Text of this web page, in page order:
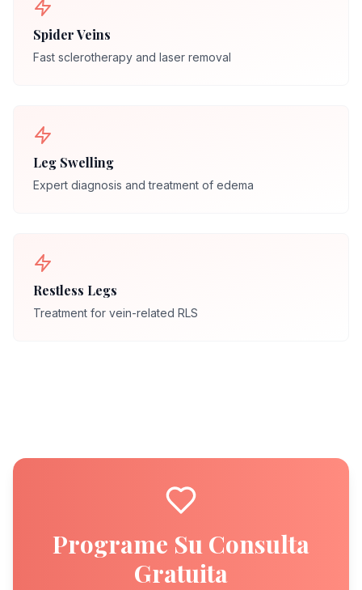
Spider Veins
Fast sclerotherapy and laser removal
Leg Swelling
Expert diagnosis and treatment of edema
Restless Legs
Treatment for vein-related RLS
Programe Su Consulta
Gratuita